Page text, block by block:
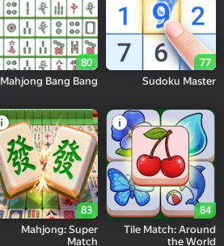
77
Sudoku Master
80
Mahjong Bang Bang
84
Tile Match: Around
the World
83
Mahjong: Super
Match